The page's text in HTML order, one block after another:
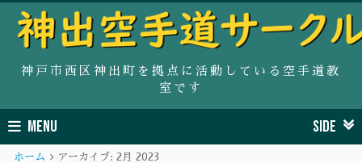
神戸市西区神出町を拠点に活動している空手道教
室です
MENU SIDE
ホーム アーカイブ: 2月 2023